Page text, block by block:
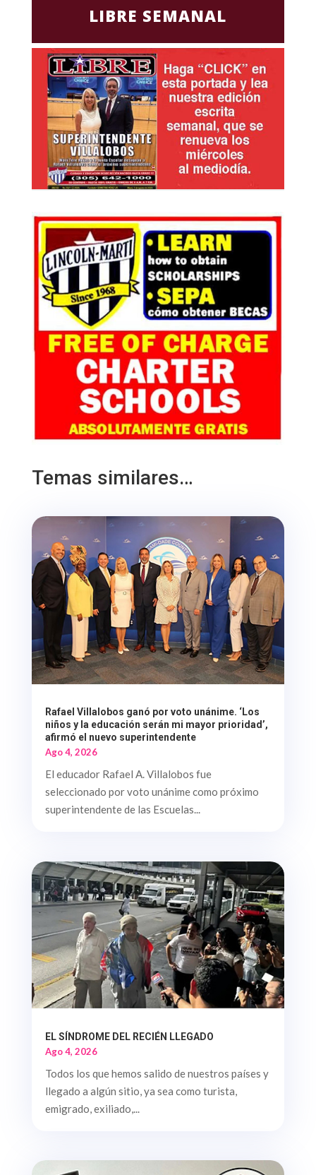
LIBRE SEMANAL
Temas similares…
Rafael Villalobos ganó por voto unánime. ‘Los
niños y la educación serán mi mayor prioridad’,
afirmó el nuevo superintendente
Ago 4, 2026
El educador Rafael A. Villalobos fue
seleccionado por voto unánime como próximo
superintendente de las Escuelas...
EL SÍNDROME DEL RECIÉN LLEGADO
Ago 4, 2026
Todos los que hemos salido de nuestros países y
llegado a algún sitio, ya sea como turista,
emigrado, exiliado,...